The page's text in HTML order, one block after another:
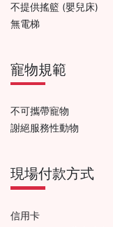
不提供搖籃 (嬰兒床)
無電梯
寵物規範
不可攜帶寵物
謝絕服務性動物
現場付款方式
信用卡